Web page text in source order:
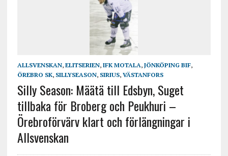
ALLSVENSKAN, ELITSERIEN, IFK MOTALA, JÖNKÖPING BIF,
ÖREBRO SK, SILLYSEASON, SIRIUS, VÄSTANFORS
Silly Season: Määtä till Edsbyn, Suget
tillbaka för Broberg och Peukhuri –
Örebroförvärv klart och förlängningar i
Allsvenskan